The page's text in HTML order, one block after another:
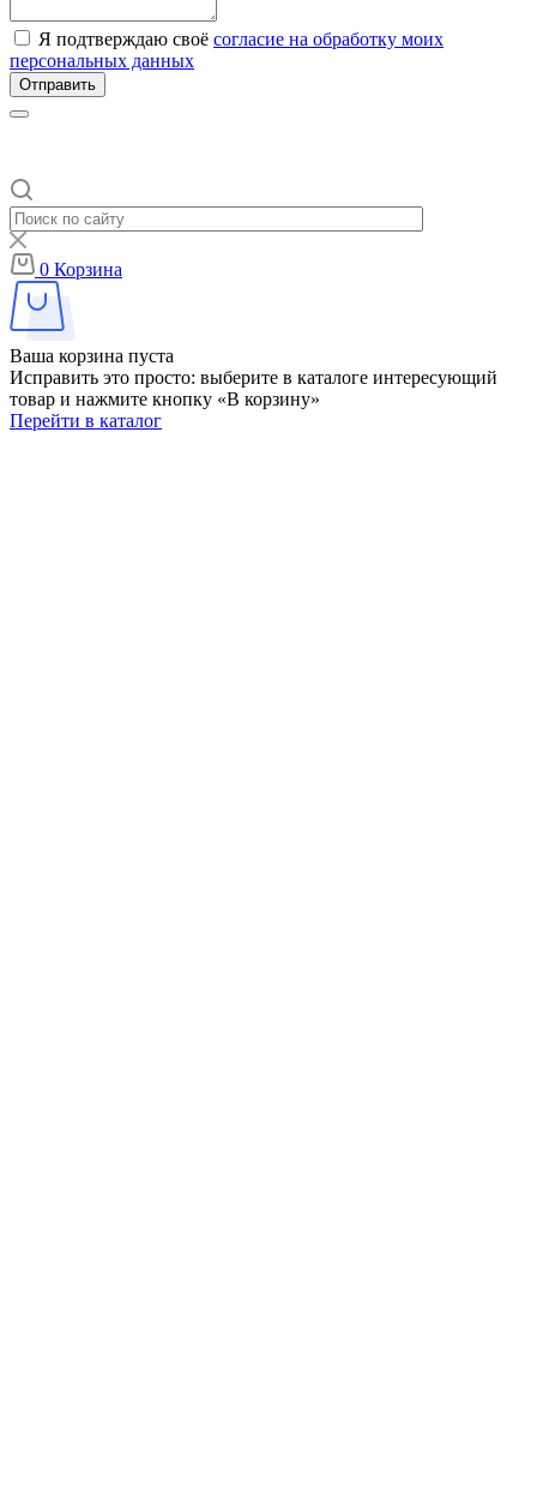
Я подтверждаю своё согласие на обработку моих
персональных данных
Отправить
0 Корзина
Ваша корзина пуста
Исправить это просто: выберите в каталоге интересующий
товар и нажмите кнопку «В корзину»
Перейти в каталог